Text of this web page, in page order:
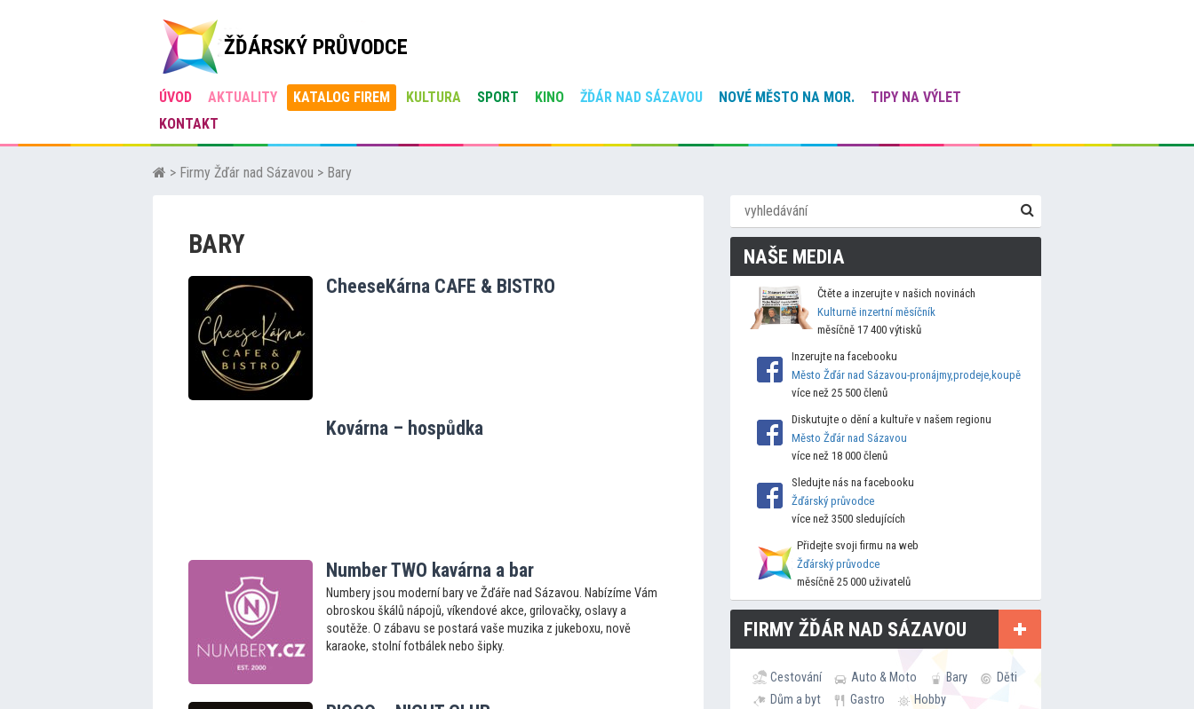
ŽĎÁRSKÝ PRŮVODCE
ÚVOD AKTUALITY KATALOG FIREM KULTURA SPORT KINO ŽĎÁR NAD SÁZAVOU NOVÉ MĚSTO NA MOR.
TIPY NA VÝLET
KONTAKT
> Firmy Žďár nad Sázavou > Bary
BARY
CheeseKárna CAFE & BISTRO
Kovárna – hospůdka
Number TWO kavárna a bar
Numbery jsou moderní bary ve Žďáře nad Sázavou. Nabízíme Vám
obroskou škálů nápojů, víkendové akce, grilovačky, oslavy a
soutěže. O zábavu se postará vaše muzika z jukeboxu, nově
karaoke, stolní fotbálek nebo šipky.
NAŠE MEDIA
Čtěte a inzerujte v našich novinách
Kulturně inzertní měsíčník
měsíčně 17 400 výtisků
Inzerujte na facebooku
Město Žďár nad Sázavou-pronájmy,prodeje,koupě
více než 25 500 členů
Diskutujte o dění a kultuře v našem regionu
Město Žďár nad Sázavou
více než 18 000 členů
Sledujte nás na facebooku
Žďárský průvodce
více než 3500 sledujících
Přidejte svoji firmu na web
Žďárský průvodce
měsíčně 25 000 uživatelů
FIRMY ŽĎÁR NAD SÁZAVOU
Cestování Auto & Moto Bary
Děti
Dům a byt
Gastro
Hobby